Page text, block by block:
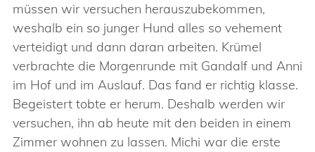
müssen wir versuchen herauszubekommen,
weshalb ein so junger Hund alles so vehement
verteidigt und dann daran arbeiten. Krümel
verbrachte die Morgenrunde mit Gandalf und Anni
im Hof und im Auslauf. Das fand er richtig klasse.
Begeistert tobte er herum. Deshalb werden wir
versuchen, ihn ab heute mit den beiden in einem
Zimmer wohnen zu lassen. Michi war die erste